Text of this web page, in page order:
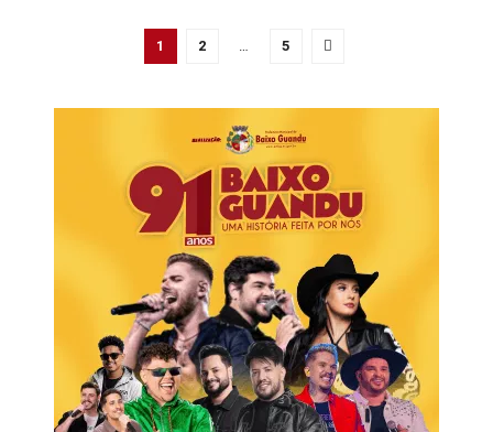
1 2 … 5